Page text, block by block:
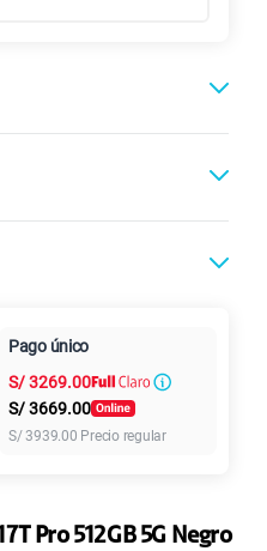
25GBen alta velocidad
S/29.90
Claro
intereses
Pago único
S/3269.00
S/3669.00
S/3939.00 Precio regular
Pro 512GB 5G Negro